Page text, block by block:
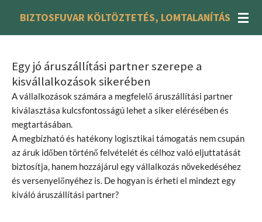
SkipBIZTOSFUVAR KÖLTÖZTETÉS, LOMTALANÍTÁS
Egy jó áruszállítási partner szerepe a
kisvállalkozások sikerében
A vállalkozások számára a megfelelő áruszállítási partner
kiválasztása kulcsfontosságú lehet a siker elérésében és
megtartásában.
A megbízható és hatékony logisztikai támogatás nem csupán
az áruk időben történő felvételét és célhoz való eljuttatását
biztosítja, hanem hozzájárul egy vállalkozás növekedéséhez
és versenyelőnyéhez is. De hogyan is érheti el mindezt egy
kiváló áruszállítási partner?